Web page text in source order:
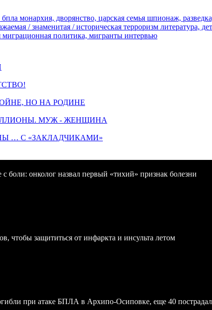
бпла монархия, дворянство, царская семья шпионаж,
/ знаменитая / историческая терроризм литература,
миграционная политика, мигранты интервью
НО НА РОДИНЕ
МУЖ - ЖЕНЩИНА
… С «ЗАКЛАДЧИКАМИ»
с боли: онколог назвал первый «тихий» признак болезни
чтобы защититься от инфаркта и инсульта летом
при атаке БПЛА в Архипо-Осиповке, еще 40